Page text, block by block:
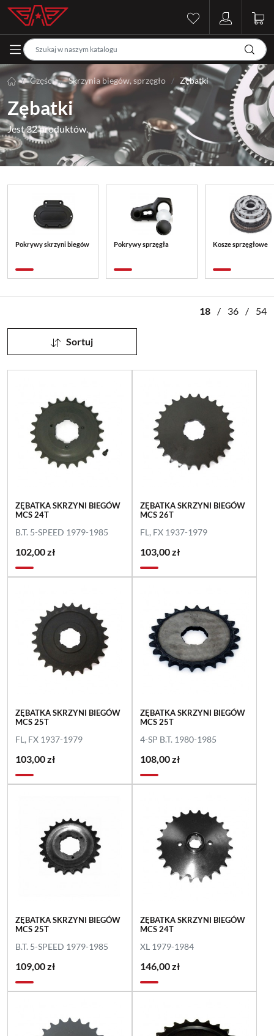
Części Skrzynia biegów, sprzęgło Zębatki
Zębatki
Jest 32 produktów.
Pokrywy skrzyni biegów Pokrywy sprzęgła Kosze sprzęgłowe
18 / 36 / 54
Sortuj
ZĘBATKA SKRZYNI BIEGÓW
MCS 24T
B.T. 5-SPEED 1979-1985
102,00 zł
ZĘBATKA SKRZYNI BIEGÓW
MCS 26T
FL, FX 1937-1979
103,00 zł
ZĘBATKA SKRZYNI BIEGÓW
MCS 25T
FL, FX 1937-1979
103,00 zł
ZĘBATKA SKRZYNI BIEGÓW
MCS 25T
4-SP B.T. 1980-1985
108,00 zł
ZĘBATKA SKRZYNI BIEGÓW
MCS 25T
B.T. 5-SPEED 1979-1985
109,00 zł
ZĘBATKA SKRZYNI BIEGÓW
MCS 24T
XL 1979-1984
146,00 zł